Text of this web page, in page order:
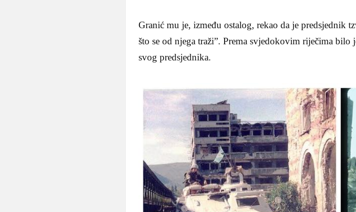
Granić mu je, između ostalog, rekao da je predsjednik
što se od njega traži”. Prema svjedokovim riječima
svog predsjednika.